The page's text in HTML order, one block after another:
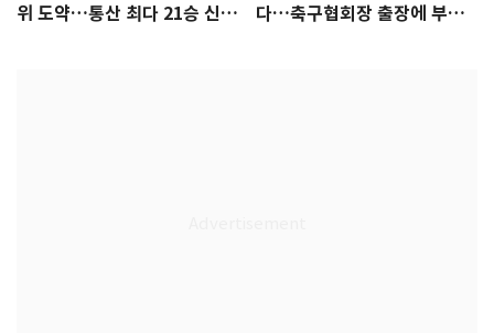
위 도약…통산 최다 21승 신기
다…축구협회장 출장에 부인